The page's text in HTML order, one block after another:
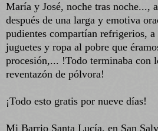
María y José, noche tras noche...,
después de una larga y emotiva
pudientes compartían refrigerios, a
juguetes y ropa al pobre que
procesión,... !Todo terminaba con
reventazón de pólvora!
¡Todo esto gratis por nueve días!
Mi Barrio Santa Lucía, en San